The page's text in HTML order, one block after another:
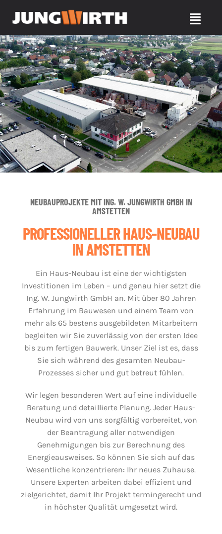
Inhalt
Toggle
Leistungen
Projekte & Referenzen
Internorm Fenster & Türen
Ihr Partner
NEUBAUPROJEKTE MIT ING. W. JUNGWIRTH GMBH IN
AMSTETTEN
PROFESSIONELLER HAUS-NEUBAU
IN AMSTETTEN
Ein Haus-Neubau ist eine der wichtigsten
Investitionen im Leben – und genau hier setzt die
Ing. W. Jungwirth GmbH an. Mit über 80 Jahren
Erfahrung im Bauwesen und einem Team von
mehr als 65 bestens ausgebildeten Mitarbeitern
begleiten wir Sie zuverlässig von der ersten Idee
bis zum fertigen Bauwerk. Unser Ziel ist es, dass
Sie sich während des gesamten Neubau-
Prozesses sicher und gut betreut fühlen.
Wir legen besonderen Wert auf eine individuelle
Beratung und detaillierte Planung. Jeder Haus-
Neubau wird von uns sorgfältig vorbereitet, von
der Beantragung aller notwendigen
Genehmigungen bis zur Berechnung des
Energieausweises. So können Sie sich auf das
Wesentliche konzentrieren: Ihr neues Zuhause.
Unsere Experten arbeiten dabei effizient und
zielgerichtet, damit Ihr Projekt termingerecht und
in höchster Qualität umgesetzt wird.